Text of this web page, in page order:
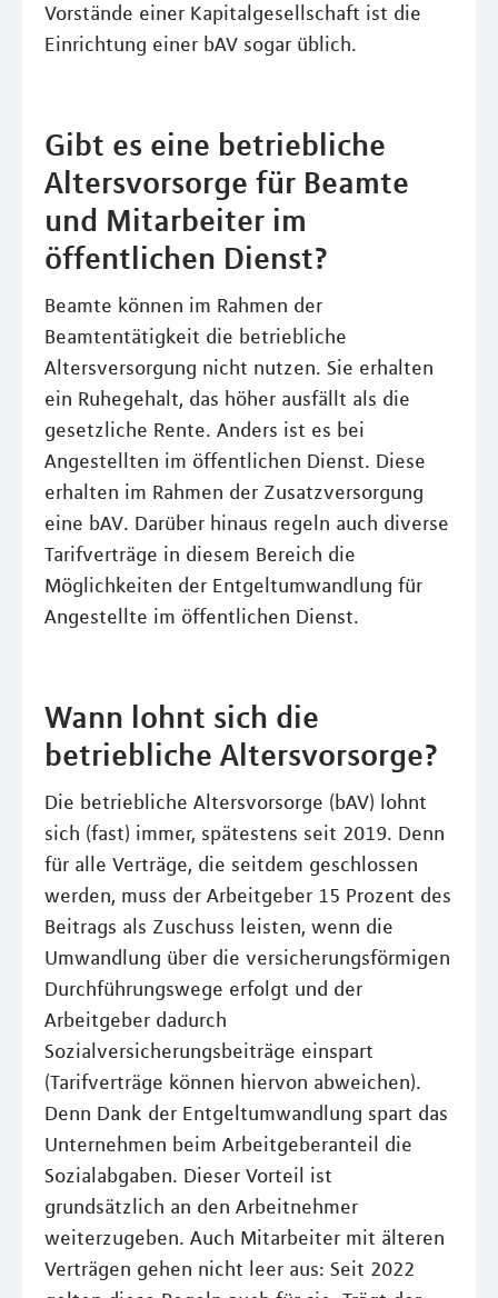
Vorstände einer Kapitalgesellschaft ist die
Einrichtung einer bAV sogar üblich.
Gibt es eine betriebliche
Altersvorsorge für Beamte
und Mitarbeiter im
öffentlichen Dienst?
Beamte können im Rahmen der
Beamtentätigkeit die betriebliche
Altersversorgung nicht nutzen. Sie erhalten
ein Ruhegehalt, das höher ausfällt als die
gesetzliche Rente. Anders ist es bei
Angestellten im öffentlichen Dienst. Diese
erhalten im Rahmen der Zusatzversorgung
eine bAV. Darüber hinaus regeln auch diverse
Tarifverträge in diesem Bereich die
Möglichkeiten der Entgeltumwandlung für
Angestellte im öffentlichen Dienst.
Wann lohnt sich die
betriebliche Altersvorsorge?
Die betriebliche Altersvorsorge (bAV) lohnt
sich (fast) immer, spätestens seit 2019. Denn
für alle Verträge, die seitdem geschlossen
werden, muss der Arbeitgeber 15 Prozent des
Beitrags als Zuschuss leisten, wenn die
Umwandlung über die versicherungsförmigen
Durchführungswege erfolgt und der
Arbeitgeber dadurch
Sozialversicherungsbeiträge einspart
(Tarifverträge können hiervon abweichen).
Denn Dank der Entgeltumwandlung spart das
Unternehmen beim Arbeitgeberanteil die
Sozialabgaben. Dieser Vorteil ist
grundsätzlich an den Arbeitnehmer
weiterzugeben. Auch Mitarbeiter mit älteren
Verträgen gehen nicht leer aus: Seit 2022